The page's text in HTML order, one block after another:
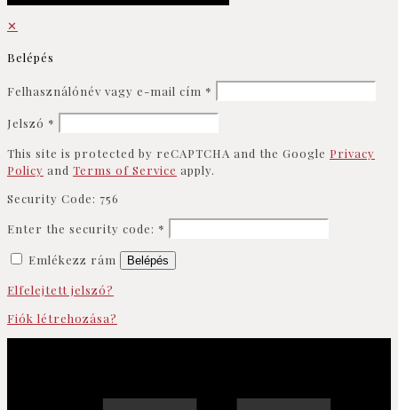
✕
Belépés
Felhasználónév vagy e-mail cím *
Jelszó *
This site is protected by reCAPTCHA and the Google Privacy
Policy and Terms of Service apply.
Security Code: 756
Enter the security code: *
Emlékezz rám Belépés
Elfelejtett jelszó?
Fiók létrehozása?